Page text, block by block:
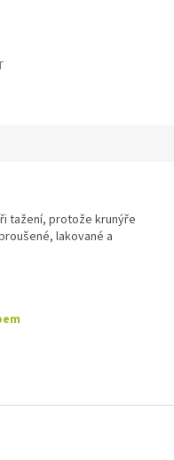
tažení, protože krunýře
lakované a